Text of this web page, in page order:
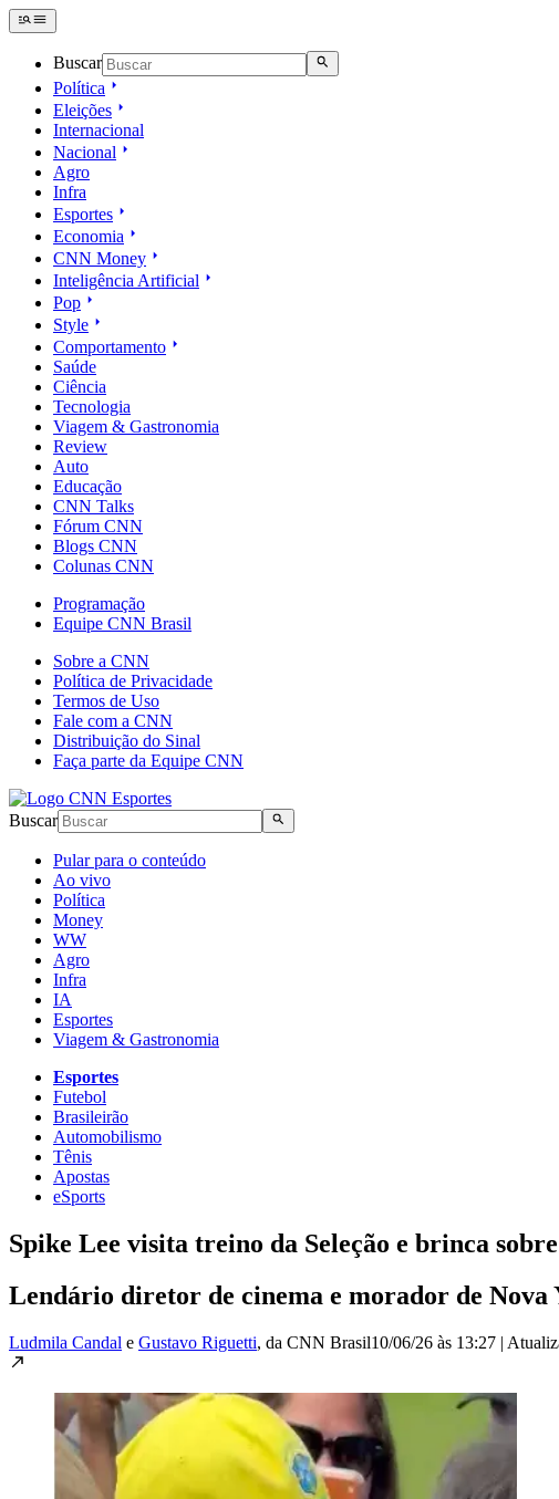
Buscar
Política
Eleições
Internacional
Nacional
Agro
Infra
Esportes
Economia
CNN Money
Inteligência Artificial
Pop
Style
Comportamento
Saúde
Ciência
Tecnologia
Viagem & Gastronomia
Review
Auto
Educação
CNN Talks
Fórum CNN
Blogs CNN
Colunas CNN
Programação
Equipe CNN Brasil
Sobre a CNN
Política de Privacidade
Termos de Uso
Fale com a CNN
Distribuição do Sinal
Faça parte da Equipe CNN
Buscar
Pular para o conteúdo
Ao vivo
Política
Money
WW
Agro
Infra
IA
Esportes
Viagem & Gastronomia
Esportes
Futebol
Brasileirão
Automobilismo
Tênis
Apostas
eSports
Spike Lee visita treino da Seleção e brinca
Lendário diretor de cinema e morador de
Ludmila Candal e Gustavo Riguetti, da CNN Brasil10/06/26 às 13:27 |